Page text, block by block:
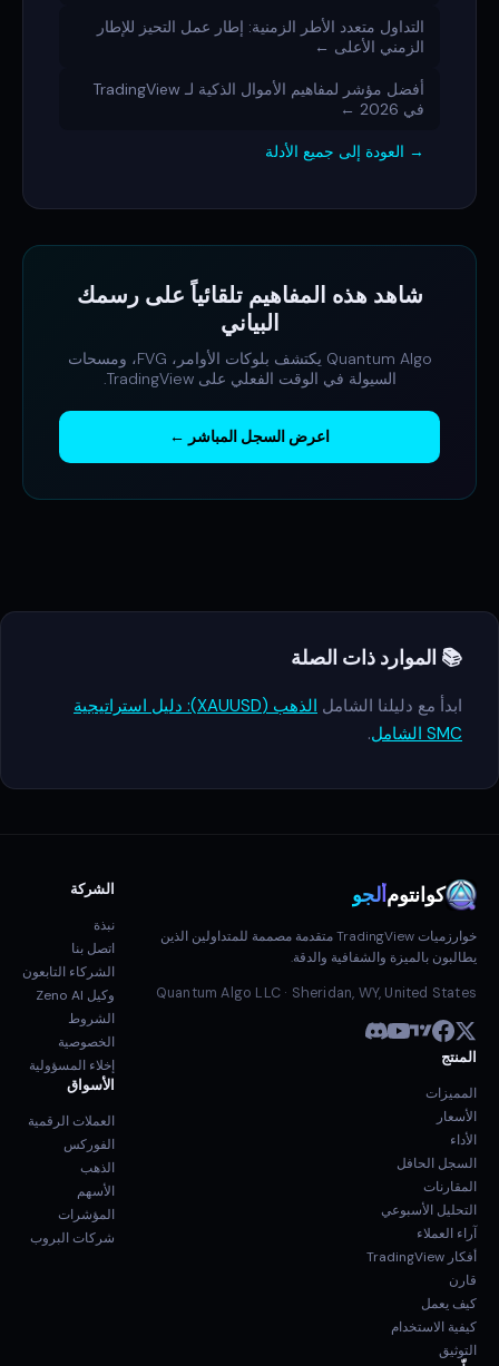
التداول متعدد الأطر الزمنية: إطار عمل التحيز للإطار
الزمني الأعلى ←
أفضل مؤشر لمفاهيم الأموال الذكية لـ TradingView
في 2026 ←
→ العودة إلى جميع الأدلة
شاهد هذه المفاهيم تلقائياً على رسمك
البياني
Quantum Algo يكتشف بلوكات الأوامر، FVG، ومسحات
السيولة في الوقت الفعلي على TradingView.
اعرض السجل المباشر ←
📚 الموارد ذات الصلة
ابدأ مع دليلنا الشامل
الذهب (XAUUSD): دليل استراتيجية
SMC الشامل
.
كوانتومألجو
خوارزميات TradingView متقدمة مصممة للمتداولين الذين
يطالبون بالميزة والشفافية والدقة.
Quantum Algo LLC · Sheridan, WY, United States
المنتج
المميزات
الأسعار
الأداء
السجل الحافل
المقارنات
التحليل الأسبوعي
آراء العملاء
أفكار TradingView
قارن
كيف يعمل
كيفية الاستخدام
التوثيق
الشركة
نبذة
اتصل بنا
الشركاء التابعون
وكيل Zeno AI
الشروط
الخصوصية
إخلاء المسؤولية
الأسواق
العملات الرقمية
الفوركس
الذهب
الأسهم
المؤشرات
شركات البروب